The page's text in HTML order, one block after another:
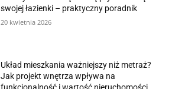
swojej łazienki – praktyczny poradnik
20 kwietnia 2026
Układ mieszkania ważniejszy niż metraż?
Jak projekt wnętrza wpływa na